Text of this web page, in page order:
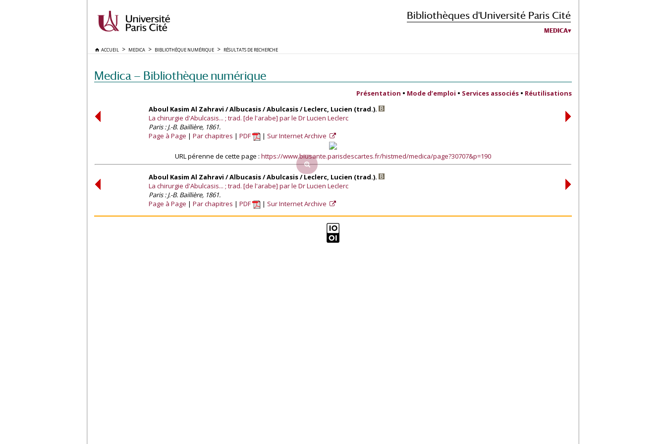
Bibliothèques d'Université Paris Cité
MEDICA
ACCUEIL MEDICA BIBLIOTHÈQUE NUMÉRIQUE RÉSULTATS DE RECHERCHE
Medica — Bibliothèque numérique
Présentation • Mode d’emploi • Services associés • Réutilisations
Aboul Kasim Al Zahravi / Albucasis / Abulcasis / Leclerc, Lucien (trad.).
La chirurgie d'Abulcasis... ; trad. [de l'arabe] par le Dr Lucien Leclerc
Paris : J.-B. Baillière, 1861.
Page à Page
Par chapitres PDF Sur Internet Archive
URL pérenne de cette page : https://www.biusante.parisdescartes.fr/histmed/medica/page?30707&p=190
Aboul Kasim Al Zahravi / Albucasis / Abulcasis / Leclerc, Lucien (trad.).
La chirurgie d'Abulcasis... ; trad. [de l'arabe] par le Dr Lucien Leclerc
Paris : J.-B. Baillière, 1861.
Page à Page
Par chapitres PDF Sur Internet Archive